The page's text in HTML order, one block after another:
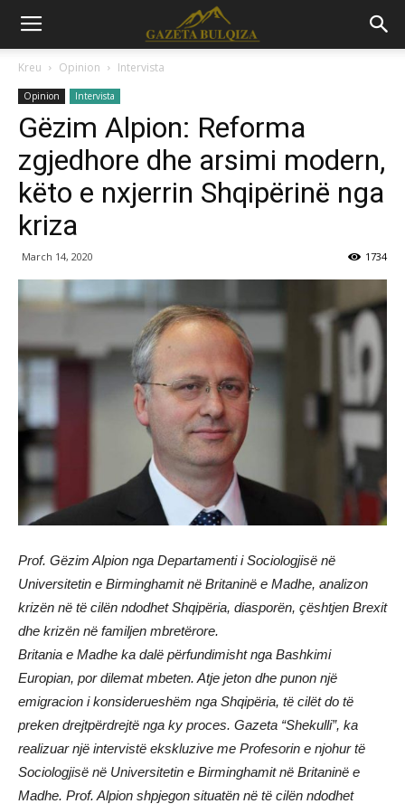
Kreu Opinion Intervista
Opinion Intervista
Gëzim Alpion: Reforma
zgjedhore dhe arsimi modern,
këto e nxjerrin Shqipërinë nga
kriza
March 14, 2020 1734
Prof. Gëzim Alpion nga Departamenti i Sociologjisë në
Universitetin e Birminghamit në Britaninë e Madhe, analizon
krizën në të cilën ndodhet Shqipëria, diasporën, çështjen Brexit
dhe krizën në familjen mbretërore.
Britania e Madhe ka dalë përfundimisht nga Bashkimi
Europian, por dilemat mbeten. Atje jeton dhe punon një
emigracion i konsiderueshëm nga Shqipëria, të cilët do të
preken drejtpërdrejtë nga ky proces. Gazeta “Shekulli”, ka
realizuar një intervistë ekskluzive me Profesorin e njohur të
Sociologjisë në Universitetin e Birminghamit në Britaninë e
Madhe. Prof. Alpion shpjegon situatën në të cilën ndodhet